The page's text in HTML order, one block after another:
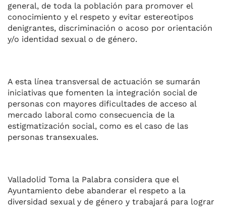
general, de toda la población para promover el
conocimiento y el respeto y evitar estereotipos
denigrantes, discriminación o acoso por orientación
y/o identidad sexual o de género.
A esta línea transversal de actuación se sumarán
iniciativas que fomenten la integración social de
personas con mayores dificultades de acceso al
mercado laboral como consecuencia de la
estigmatización social, como es el caso de las
personas transexuales.
Valladolid Toma la Palabra considera que el
Ayuntamiento debe abanderar el respeto a la
diversidad sexual y de género y trabajará para lograr